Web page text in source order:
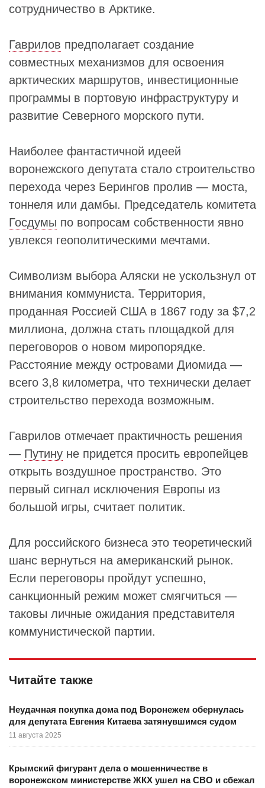
сотрудничество в Арктике.
Гаврилов предполагает создание
совместных механизмов для освоения
арктических маршрутов, инвестиционные
программы в портовую инфраструктуру и
развитие Северного морского пути.
Наиболее фантастичной идеей
воронежского депутата стало строительство
перехода через Берингов пролив — моста,
тоннеля или дамбы. Председатель комитета
Госдумы по вопросам собственности явно
увлекся геополитическими мечтами.
Символизм выбора Аляски не ускользнул от
внимания коммуниста. Территория,
проданная Россией США в 1867 году за $7,2
миллиона, должна стать площадкой для
переговоров о новом миропорядке.
Расстояние между островами Диомида —
всего 3,8 километра, что технически делает
строительство перехода возможным.
Гаврилов отмечает практичность решения
— Путину не придется просить европейцев
открыть воздушное пространство. Это
первый сигнал исключения Европы из
большой игры, считает политик.
Для российского бизнеса это теоретический
шанс вернуться на американский рынок.
Если переговоры пройдут успешно,
санкционный режим может смягчиться —
таковы личные ожидания представителя
коммунистической партии.
Читайте также
Неудачная покупка дома под Воронежем обернулась
для депутата Евгения Китаева затянувшимся судом
11 августа 2025
Крымский фигурант дела о мошенничестве в
воронежском министерстве ЖКХ ушел на СВО и сбежал